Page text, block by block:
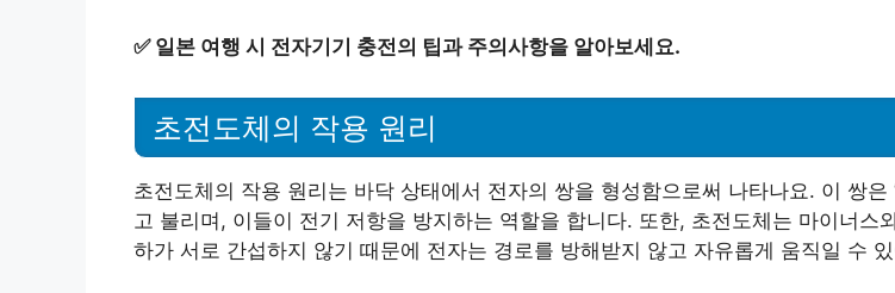
✅ 일본 여행 시 전자기기 충전의 팁과 주의사항을 알아보세요.
초전도체의 작용 원리
초전도체의 작용 원리는 바닥 상태에서 전자의 쌍을 형성함으로써 나타나요. 이 쌍은
고 불리며, 이들이 전기 저항을 방지하는 역할을 합니다. 또한, 초전도체는 마이너스
하가 서로 간섭하지 않기 때문에 전자는 경로를 방해받지 않고 자유롭게 움직일 수